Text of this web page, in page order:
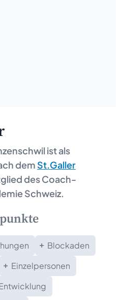
ist als
dem St.Galler
des Coach-
Schweiz.
Blockaden
Einzelpersonen